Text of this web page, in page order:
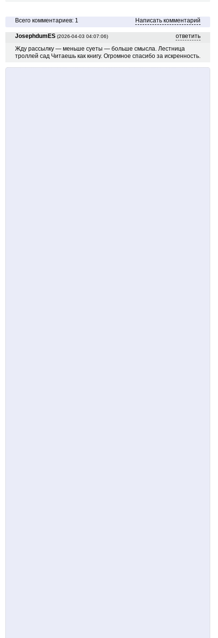
Всего комментариев: 1 Написать комментарий
JosephdumES (2026-04-03 04:07:06)
ответить
Жду рассылку — меньше суеты — больше смысла. Лестница
троллей сад Читаешь как книгу. Огромное спасибо за искренность.